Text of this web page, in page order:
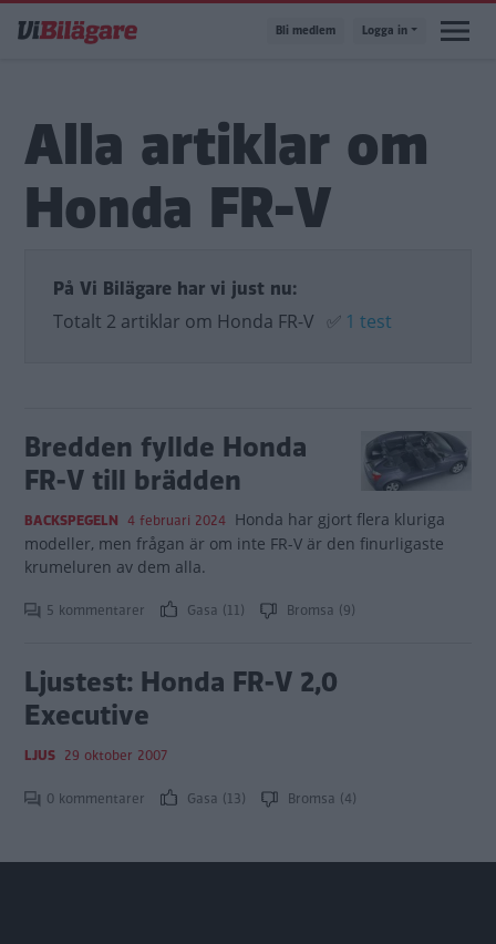
till
Bli medlem Logga in
Alla artiklar om
Honda FR-V
På Vi Bilägare har vi just nu:
Totalt 2 artiklar om Honda FR-V ✅ 1 test
Bredden fyllde Honda
FR-V till brädden
BACKSPEGELN 4 februari 2024 Honda har gjort flera kluriga
modeller, men frågan är om inte FR-V är den finurligaste
krumeluren av dem alla.
5 kommentarer Gasa (11) Bromsa (9)
Ljustest: Honda FR-V 2,0
Executive
LJUS 29 oktober 2007
0 kommentarer Gasa (13) Bromsa (4)